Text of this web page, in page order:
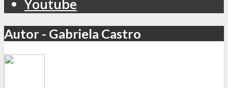
Youtube
Autor - Gabriela Castro